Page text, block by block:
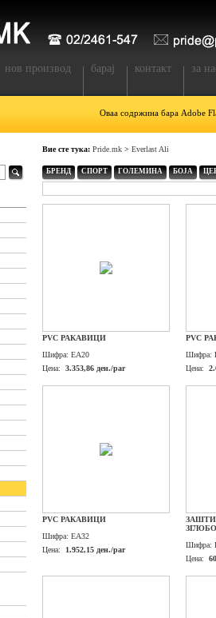
нов производ барај контакт за
Оваа содржина бара Adobe
Вие сте тука: Pride.mk > Everlast Ali
БРЕНД СПОРТ ГОЛЕМИНА БОЈА
PVC РАКАВИЦИ
Шифра: EA20
Цена:
3.353,86 ден./par
PVC
Шифра:
Цена:
PVC РАКАВИЦИ
Шифра: EA32
Цена:
1.952,15 ден./par
Шифра:
Цена: